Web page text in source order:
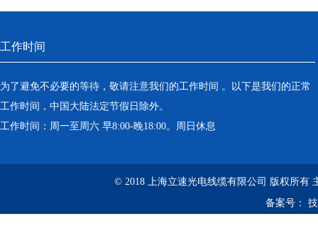
工作时间
为了避免不必要的等待，敬请注意我们的工作时间 。以下是我们的正常
工作时间，中国大陆法定节假日除外。
工作时间：周一至周六 早8:00-晚18:00。周日休息
© 2018 上海立速光电线缆有限公司 版权所有
备案号：